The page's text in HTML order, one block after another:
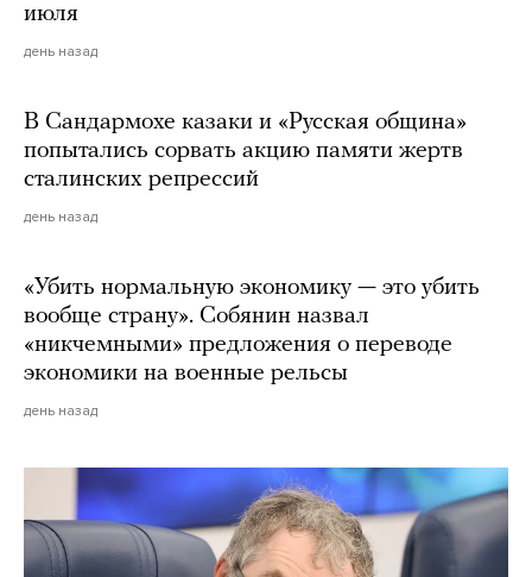
июля
день назад
В Сандармохе казаки и «Русская община»
попытались сорвать акцию памяти жертв
сталинских репрессий
день назад
«Убить нормальную экономику — это убить
вообще страну». Собянин назвал
«никчемными» предложения о переводе
экономики на военные рельсы
день назад